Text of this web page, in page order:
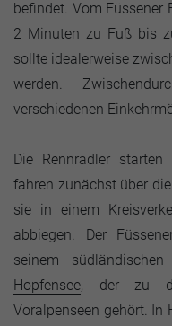
befindet. Vom Füssener
2 Minuten zu Fuß bis
sollte idealerweise
werden.
verschiedenen
Die Rennradler
fahren zunächst über
sie in einem
abbiegen. Der
seinem
Hopfensee, der zu
Voralpenseen gehört. In